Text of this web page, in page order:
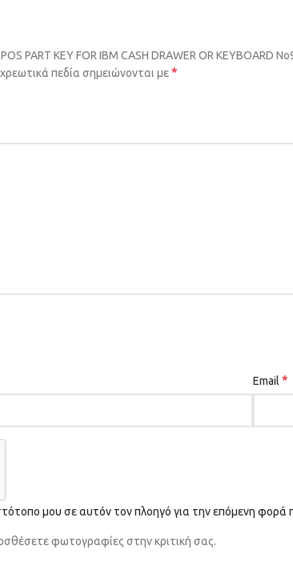
PART KEY FOR IBM CASH DRAWER OR KEYBOARD
πεδία σημειώνονται με*
Email *
μου σε αυτόν τον πλοηγό για την επόμενη φορά
φωτογραφίες στην κριτική σας.